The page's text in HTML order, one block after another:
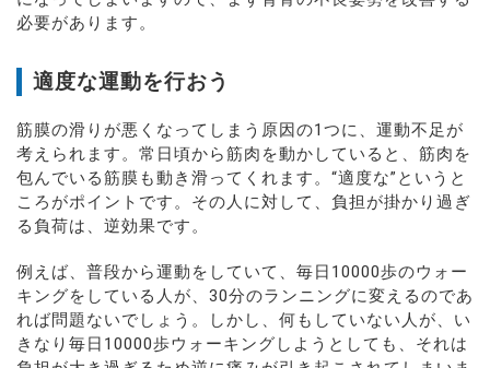
必要があります。
適度な運動を行おう
筋膜の滑りが悪くなってしまう原因の1つに、運動不足が
考えられます。常日頃から筋肉を動かしていると、筋肉を
包んでいる筋膜も動き滑ってくれます。“適度な”というと
ころがポイントです。その人に対して、負担が掛かり過ぎ
る負荷は、逆効果です。
例えば、普段から運動をしていて、毎日10000歩のウォー
キングをしている人が、30分のランニングに変えるのであ
れば問題ないでしょう。しかし、何もしていない人が、い
きなり毎日10000歩ウォーキングしようとしても、それは